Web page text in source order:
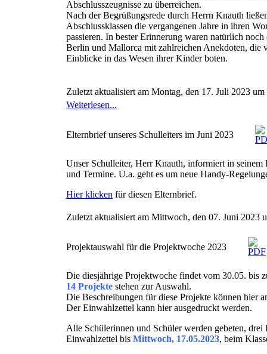
Abschlusszeugnisse zu überreichen.
Nach der Begrüßungsrede durch Herrn Knauth
Abschlussklassen die vergangenen Jahre in ihren
passieren. In bester Erinnerung waren natürlich
Berlin und Mallorca mit zahlreichen Anekdoten, die
Einblicke in das Wesen ihrer Kinder boten.
Zuletzt aktualisiert am Montag, den 17. Juli 2023
Weiterlesen...
Elternbrief unseres Schulleiters im Juni 2023
Unser Schulleiter, Herr Knauth, informiert in
und Termine. U.a. geht es um neue Handy-
Hier klicken für diesen Elternbrief.
Zuletzt aktualisiert am Mittwoch, den 07. Juni 2023
Projektauswahl für die Projektwoche 2023
Die diesjährige Projektwoche findet vom 30.05. bis
14 Projekte stehen zur Auswahl.
Die Beschreibungen für diese Projekte können hier
Der Einwahlzettel kann hier ausgedruckt werden.
Alle Schülerinnen und Schüler werden gebeten,
Einwahlzettel bis Mittwoch, 17.05.2023, beim